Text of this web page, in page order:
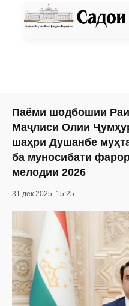
Паёми шодбошии
Маҷлиси Олии
шаҳри Душанбе
ба муносибати
мелодии 2026
31 дек 2025, 15:25